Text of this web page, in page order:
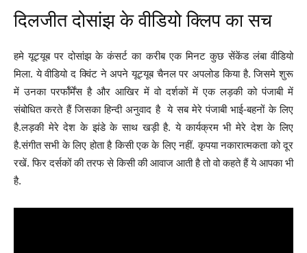
दिलजीत दोसांझ के वीडियो क्लिप का सच
हमे यूट्यूब पर दोसांझ के कंसर्ट का करीब एक मिनट कुछ सेंकेंड लंबा वीडियो
मिला. ये वीडियो द क्विंट ने अपने यूट्यूब चैनल पर अपलोड किया है. जिसमे शुरू
में उनका परर्फॉर्मेंस है और आखिर में वो दर्शकों में एक लड़की को पंजाबी में
संबोधित करते हैं जिसका हिन्दी अनुवाद है ये सब मेरे पंजाबी भाई-बहनों के लिए
है.लड़की मेरे देश के झंडे के साथ खड़ी है. ये कार्यक्रम भी मेरे देश के लिए
है.संगीत सभी के लिए होता है किसी एक के लिए नहीं. कृपया नकारात्मकता को दूर
रखें. फिर दर्सकों की तरफ से किसी की आवाज आती है तो वो कहते हैं ये आपका भी
है.